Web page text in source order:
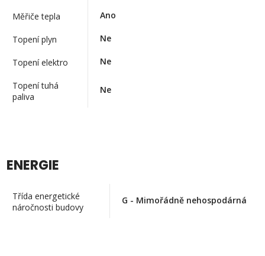
Měřiče tepla Ano
Topení plyn Ne
Topení elektro Ne
Topení tuhá
paliva
Ne
ENERGIE
Třída energetické
náročnosti budovy
G - Mimořádně nehospodárná